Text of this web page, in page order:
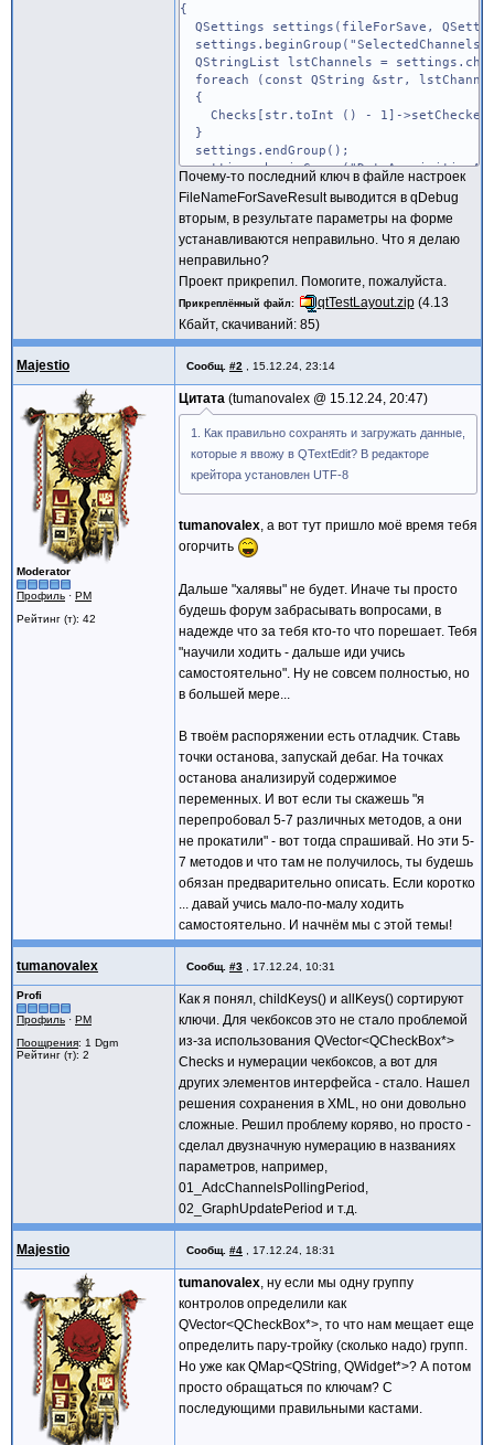
{
QSettings settings(fileForSave,
QStringList lstChannels =
foreach (const QString &str,
{
Checks[str.toInt () - 1]-
}
settings.endGroup();
QStringList lstData =
foreach (const QString &str, lstData)
{
qDebug() << str;
}
spbSurvey-
spbGraphUpg-
spbWriteData-
txtGraphSensor-
lblFileName-
settings.endGroup();
Почему-то последний ключ в файле настроек
FileNameForSaveResult выводится в qDebug
вторым, в результате параметры на форме
устанавливаются неправильно. Что я делаю
неправильно?
Проект прикрепил. Помогите, пожалуйста.
Прикреплённый файл qtTestLayout.zip(4.13
Кбайт, скачиваний: 85)
Majestio Сообщ. #2 15.12.24, 23:14
Moderator
Профиль · PM
Рейтинг (т): 42
Цитата tumanovalex @ 15.12.24, 20:47
1. Как правильно сохранять и загружать данные,
которые я ввожу в QTextEdit? В редакторе
крейтора установлен UTF-8
tumanovalex , а вот тут пришло моё время тебя
огорчить
Дальше "халявы" не будет. Иначе ты просто
будешь форум забрасывать вопросами, в
надежде что за тебя кто-то что порешает. Тебя
"научили ходить - дальше иди учись
самостоятельно". Ну не совсем полностью, но
в большей мере...
В твоём распоряжении есть отладчик. Ставь
точки останова, запускай дебаг. На точках
останова анализируй содержимое
переменных. И вот если ты скажешь "я
перепробовал 5-7 различных методов, а они
не прокатили" - вот тогда спрашивай. Но эти 5-
7 методов и что там не получилось, ты будешь
обязан предварительно описать. Если коротко
... давай учись мало-по-малу ходить
самостоятельно. И начнём мы с этой темы!
tumanovalex Сообщ. #3 17.12.24, 10:31
Profi
Профиль · PM
Поощрения: 1 Dgm
Рейтинг (т): 2
Как я понял, childKeys() и allKeys() сортируют
ключи. Для чекбоксов это не стало проблемой
из-за использования QVector<QCheckBox*>
Checks и нумерации чекбоксов, а вот для
других элементов интерфейса - стало. Нашел
решения сохранения в XML, но они довольно
сложные. Решил проблему коряво, но просто -
сделал двузначную нумерацию в названиях
параметров, например,
01_AdcChannelsPollingPeriod,
02_GraphUpdatePeriod и т.д.
Majestio Сообщ. #4 17.12.24, 18:31
tumanovalex , ну если мы одну группу
контролов определили как
QVector<QCheckBox*>, то что нам мещает еще
определить пару-тройку (сколько надо) групп.
Но уже как QMap<QString, QWidget*>? А потом
просто обращаться по ключам? С
последующими правильными кастами.